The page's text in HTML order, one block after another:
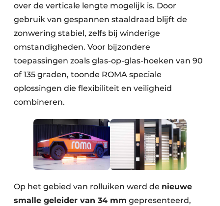
over de verticale lengte mogelijk is. Door
gebruik van gespannen staaldraad blijft de
zonwering stabiel, zelfs bij winderige
omstandigheden. Voor bijzondere
toepassingen zoals glas-op-glas-hoeken van 90
of 135 graden, toonde ROMA speciale
oplossingen die flexibiliteit en veiligheid
combineren.
Op het gebied van rolluiken werd de nieuwe
smalle geleider van 34 mm gepresenteerd,